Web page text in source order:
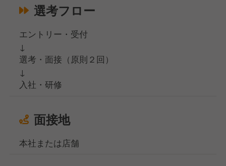
選考フロー
エントリー・受付
↓
選考・面接（原則２回）
↓
入社・研修
面接地
本社または店舗